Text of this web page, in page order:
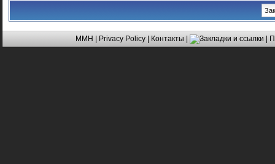
MMH Privacy Policy| Контакты |